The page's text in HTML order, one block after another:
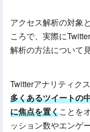
アクセス解析の対象
ころで、実際に
解析の方法について
Twitterアナリティク
多くあるツイートの
に焦点を置くことを
ッション数やエンゲ